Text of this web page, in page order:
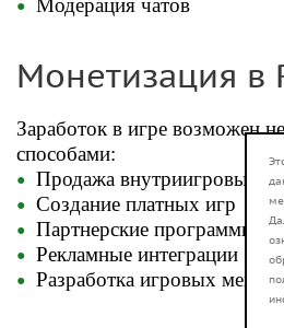
Модерация чатов
Монетизация в
Заработок в игре возможен
способами:
Продажа внутриигровых
Создание платных игр
Партнерские программы
Рекламные интеграции
Разработка игровых